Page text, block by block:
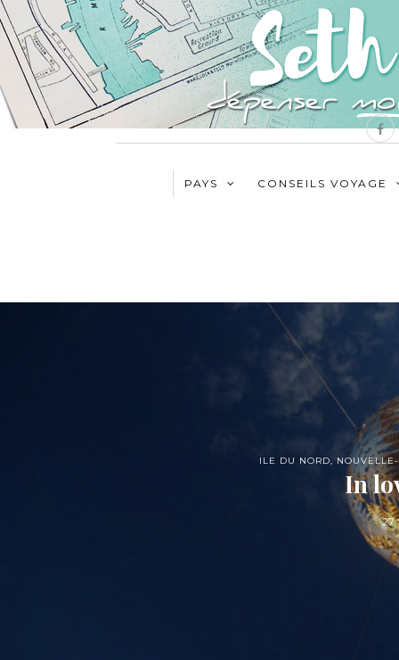
PAYS CONSEILS VOYAGE
ILE DU NORD,
In
27